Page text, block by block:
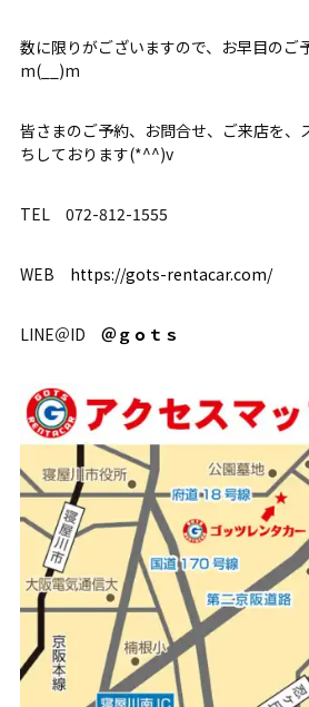
数に限りがございますので、お早目のご
m(__)m
皆さまのご予約、お問合せ、ご来店を、
ちしております(*^^)v
TEL 072-812-1555
WEB https://gots-rentacar.com/
LINE＠ID ＠ｇｏｔｓ